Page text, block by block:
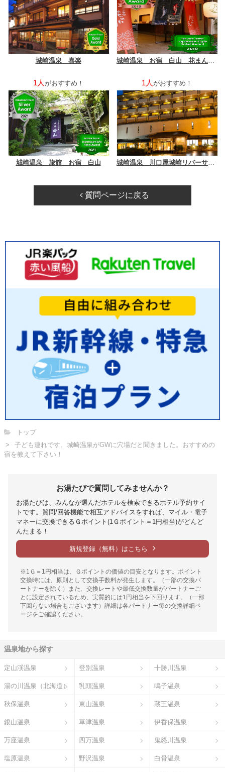
城崎温泉 喜楽
1人 がおすすめ！
城崎温泉 旅館 お宿 白山
1人 がおすすめ！
質問ページに戻る
トップ
子ども連れです。城崎温泉がGWに穴場だと聞きました。おすすめの
宿を教えて下さい！
お湯たびで質問してみませんか？
お湯たびは、みんなが選んだホテルを検索できるホテル予約サイ
トです。質問/回答機能で相互アドバイスをすれば、マイル・電子
マネーに交換できるＧポイント(1Ｇポイント＝1円相当)がどんど
んたまる！
新規登録（無料）はこちら
※1Ｇ＝1円相当は、Ｇポイントの価値の目安となります。ポイント
交換時には、原則として交換手数料が発生します。（一部の交換パ
ートナーを除く）また、交換レートや最低交換数量がパートナーご
とに設定されているため、実質的には1円相当を下回ります。（一部
下回らない場合もございます）詳細は各パートナー毎の交換詳細ペ
ージをご確認ください。
温泉地から探す
定山渓温泉 登別温泉 十勝川温泉
湯の川温泉（北海道） 乳頭温泉 鳴子温泉
秋保温泉 東山温泉 蔵王温泉
銀山温泉 草津温泉 伊香保温泉
万座温泉 四万温泉 鬼怒川温泉
塩原温泉 野沢温泉 白骨温泉